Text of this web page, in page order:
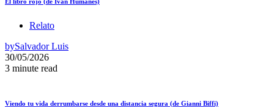
Relato
bySalvador Luis
30/05/2026
3 minute read
Viendo tu vida derrumbarse desde una distancia segura (de Gianni Biffi)